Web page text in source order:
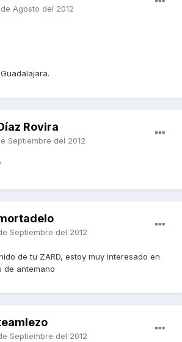
de Agosto del 2012
Rovira
Septiembre del 2012
Septiembre del 2012
de tu ZARD, estoy muy interesado en
de antemano
Septiembre del 2012